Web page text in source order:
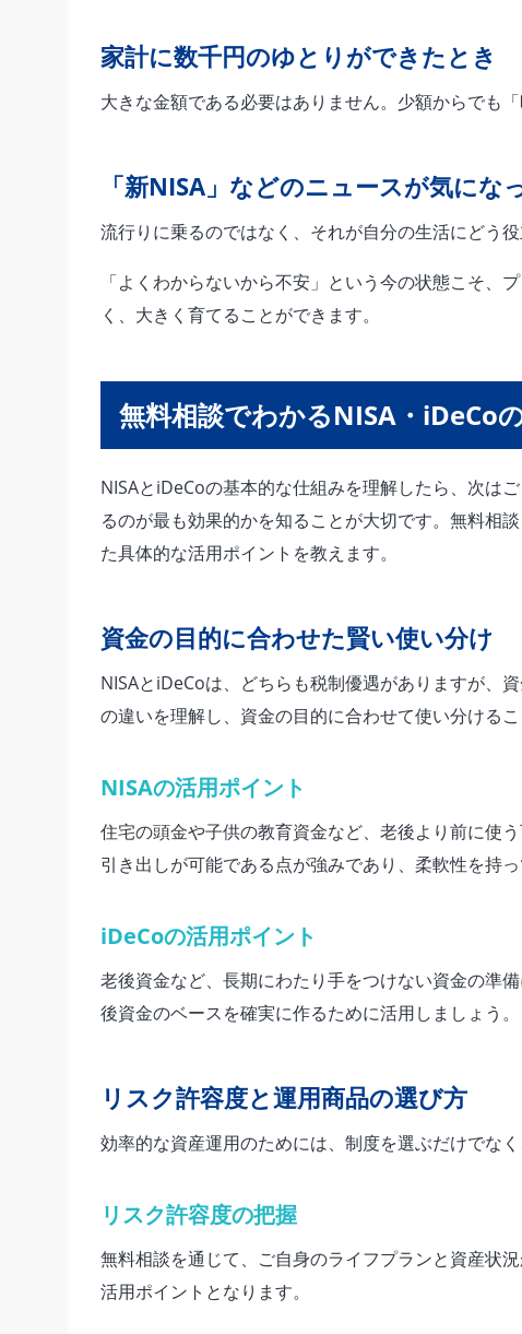
家計に数千円のゆとりができたとき
大きな金額である必要はありません。少額からでも
「新NISA」などのニュースが気にな
流行りに乗るのではなく、それが自分の生活にどう
「よくわからないから不安」という今の状態こそ
く、大きく育てることができます。
無料相談でわかるNISA・iDeCo
NISAとiDeCoの基本的な仕組みを理解したら、次は
るのが最も効果的かを知ることが大切です。無料相
た具体的な活用ポイントを教えます。
資金の目的に合わせた賢い使い分け
NISAとiDeCoは、どちらも税制優遇がありますが、
の違いを理解し、資金の目的に合わせて使い分ける
NISAの活用ポイント
住宅の頭金や子供の教育資金など、老後より前に使
引き出しが可能である点が強みであり、柔軟性を持
iDeCoの活用ポイント
老後資金など、長期にわたり手をつけない資金の準
後資金のベースを確実に作るために活用しましょう。
リスク許容度と運用商品の選び方
効率的な資産運用のためには、制度を選ぶだけでな
リスク許容度の把握
無料相談を通じて、ご自身のライフプランと資産状
活用ポイントとなります。